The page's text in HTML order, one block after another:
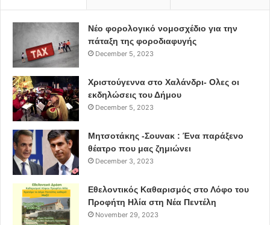
Νέο φορολογικό νομοσχέδιο για την
πάταξη της φοροδιαφυγής
December 5, 2023
Χριστούγεννα στο Χαλάνδρι- Ολες οι
εκδηλώσεις του Δήμου
December 5, 2023
Μητσοτάκης -Σουνακ : Ένα παράξενο
θέατρο που μας ζημιώνει
December 3, 2023
Εθελοντικός Καθαρισμός στο Λόφο του
Προφήτη Ηλία στη Νέα Πεντέλη
November 29, 2023